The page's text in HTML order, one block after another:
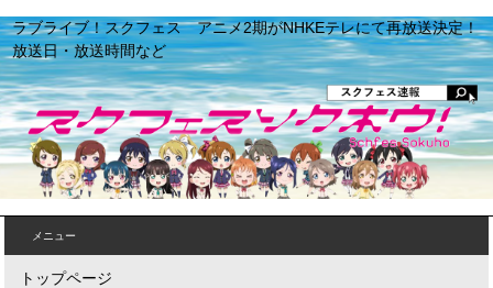
ラブライブ！スクフェス アニメ2期がNHKEテレにて再放送決定！
放送日・放送時間など
メニュー
トップページ